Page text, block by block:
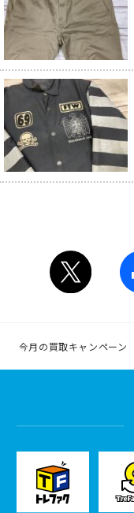
今月の買取キャンペーン